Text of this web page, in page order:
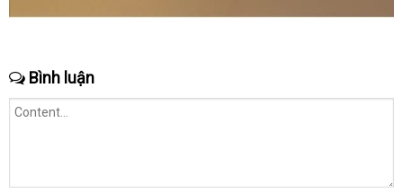
Bình luận